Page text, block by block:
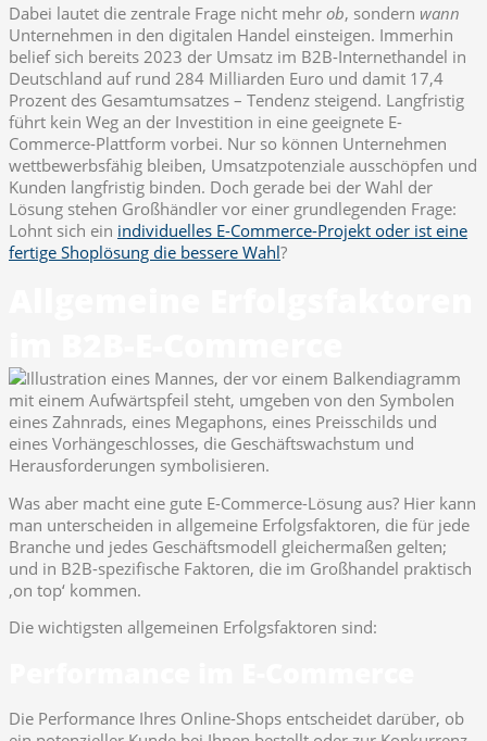
Dabei lautet die zentrale Frage nicht mehr ob, sondern wann
Unternehmen in den digitalen Handel einsteigen. Immerhin
belief sich bereits 2023 der Umsatz im B2B-Internethandel in
Deutschland auf rund 284 Milliarden Euro und damit 17,4
Prozent des Gesamtumsatzes – Tendenz steigend. Langfristig
führt kein Weg an der Investition in eine geeignete E-
Commerce-Plattform vorbei. Nur so können Unternehmen
wettbewerbsfähig bleiben, Umsatzpotenziale ausschöpfen und
Kunden langfristig binden. Doch gerade bei der Wahl der
Lösung stehen Großhändler vor einer grundlegenden Frage:
Lohnt sich ein individuelles E-Commerce-Projekt oder ist eine
fertige Shoplösung die bessere Wahl?
Was aber macht eine gute E-Commerce-Lösung aus? Hier kann
man unterscheiden in allgemeine Erfolgsfaktoren, die für jede
Branche und jedes Geschäftsmodell gleichermaßen gelten;
und in B2B-spezifische Faktoren, die im Großhandel praktisch
‚on top‘ kommen.
Die wichtigsten allgemeinen Erfolgsfaktoren sind:
Die Performance Ihres Online-Shops entscheidet darüber, ob